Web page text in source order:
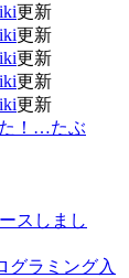
更新
更新
更新
更新
更新
！…たぶ
スしまし
グラミング入